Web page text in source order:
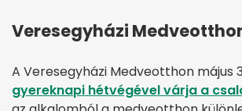
Veresegyházi
A Veresegyházi Medveotthon május
gyereknapi hétvégével várja a